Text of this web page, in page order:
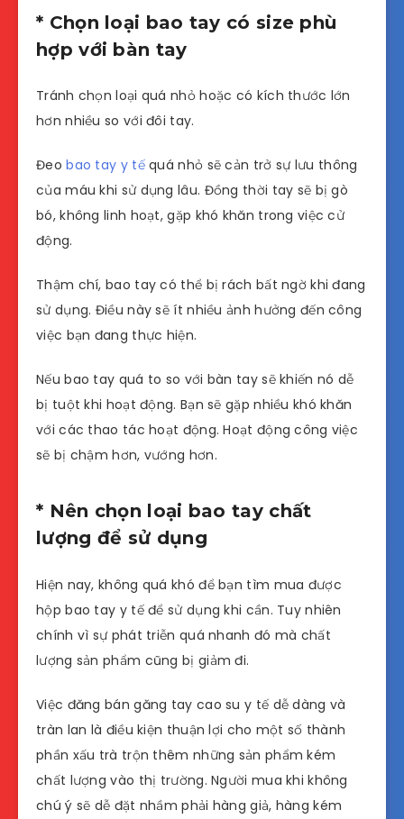
* Chọn loại bao tay có size phù
hợp với bàn tay
Tránh chọn loại quá nhỏ hoặc có kích thước lớn
hơn nhiều so với đôi tay.
Đeobao tay y tếquá nhỏ sẽ cản trở sự lưu thông
của máu khi sử dụng lâu. Đồng thời tay sẽ bị gò
bó, không linh hoạt, gặp khó khăn trong việc cử
động.
Thậm chí, bao tay có thể bị rách bất ngờ khi đang
sử dụng. Điều này sẽ ít nhiều ảnh hưởng đến công
việc bạn đang thực hiện.
Nếu bao tay quá to so với bàn tay sẽ khiến nó dễ
bị tuột khi hoạt động. Bạn sẽ gặp nhiều khó khăn
với các thao tác hoạt động. Hoạt động công việc
sẽ bị chậm hơn, vướng hơn.
* Nên chọn loại bao tay chất
lượng để sử dụng
Hiện nay, không quá khó để bạn tìm mua được
hộp bao tay y tế để sử dụng khi cần. Tuy nhiên
chính vì sự phát triễn quá nhanh đó mà chất
lượng sản phẩm cũng bị giảm đi.
Việc đăng bán găng tay cao su y tế dễ dàng và
tràn lan là điều kiện thuận lợi cho một số thành
phần xấu trà trộn thêm những sản phẩm kém
chất lượng vào thị trường. Người mua khi không
chú ý sẽ dễ đặt nhầm phải hàng giả, hàng kém